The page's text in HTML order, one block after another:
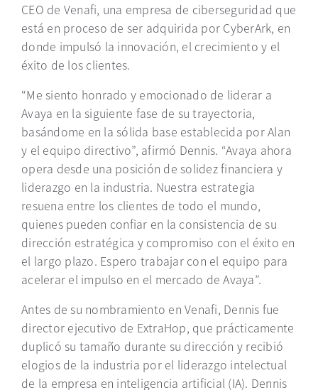
CEO de Venafi, una empresa de ciberseguridad que
está en proceso de ser adquirida por CyberArk, en
donde impulsó la innovación, el crecimiento y el
éxito de los clientes.
“Me siento honrado y emocionado de liderar a
Avaya en la siguiente fase de su trayectoria,
basándome en la sólida base establecida por Alan
y el equipo directivo”, afirmó Dennis. “Avaya ahora
opera desde una posición de solidez financiera y
liderazgo en la industria. Nuestra estrategia
resuena entre los clientes de todo el mundo,
quienes pueden confiar en la consistencia de su
dirección estratégica y compromiso con el éxito en
el largo plazo. Espero trabajar con el equipo para
acelerar el impulso en el mercado de Avaya”.
Antes de su nombramiento en Venafi, Dennis fue
director ejecutivo de ExtraHop, que prácticamente
duplicó su tamaño durante su dirección y recibió
elogios de la industria por el liderazgo intelectual
de la empresa en inteligencia artificial (IA). Dennis